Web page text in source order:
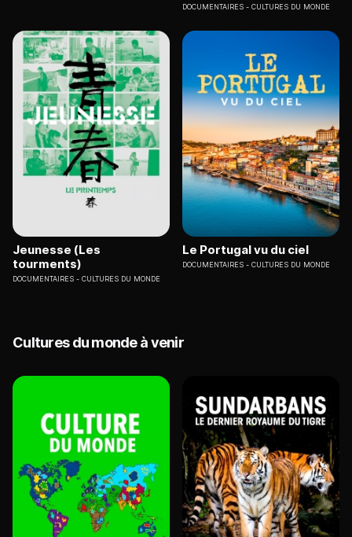
DOCUMENTAIRES CULTURES DU MONDE
Jeunesse (Les
tourments)
DOCUMENTAIRES CULTURES DU MONDE
Le Portugal vu du ciel
DOCUMENTAIRES CULTURES DU MONDE
Cultures du monde à venir